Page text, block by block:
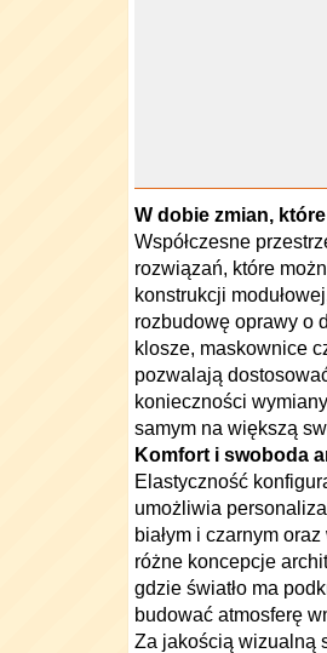
W dobie zmian,
Współczesne
rozwiązań, które
konstrukcji
rozbudowę oprawy o
klosze, maskownice
pozwalają
konieczności
samym na większą
Komfort i swoboda
Elastyczność
umożliwia
białym i czarnym
różne koncepcje
gdzie światło ma
budować atmosferę
Za jakością wizualną